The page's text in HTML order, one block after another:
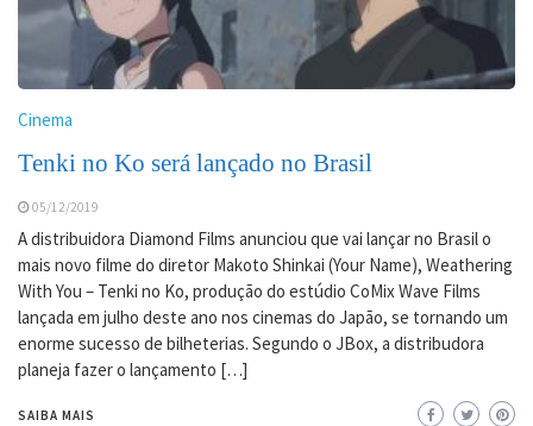
Cinema
Tenki no Ko será lançado no Brasil
05/12/2019
A distribuidora Diamond Films anunciou que vai lançar no Brasil o
mais novo filme do diretor Makoto Shinkai (Your Name), Weathering
With You – Tenki no Ko, produção do estúdio CoMix Wave Films
lançada em julho deste ano nos cinemas do Japão, se tornando um
enorme sucesso de bilheterias. Segundo o JBox, a distribudora
planeja fazer o lançamento […]
SAIBA MAIS